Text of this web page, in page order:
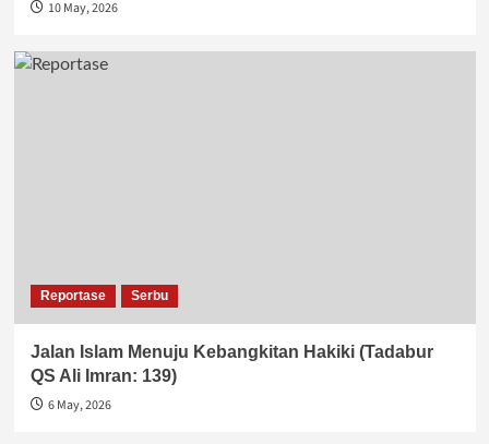
10 May, 2026
Reportase Serbu
Jalan Islam Menuju Kebangkitan Hakiki (Tadabur
QS Ali Imran: 139)
6 May, 2026